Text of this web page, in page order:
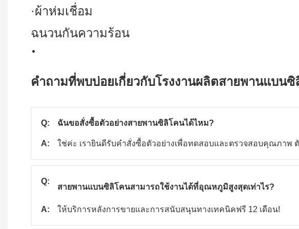
·ผ้าห่มเชื่อม
ฉนวนกันความร้อน
คำถามที่พบบ่อยเกี่ยวกับโรงงานผลิตสายพานแบน
Q: ฉันขอสั่งซื้อตัวอย่างสายพานซิลิโคนได้ไหม?
A: ใช่ค่ะ เรายินดีรับคำสั่งซื้อตัวอย่างเพื่อทดสอบและตรวจสอบคุณภาพ
Q:
สายพานแบนซิลิโคนสามารถใช้งานได้ที่อุณหภูมิสูงสุดเท่าไร?
A: ให้บริการหลังการขายและการสนับสนุนทางเทคนิคฟรี 12 เดือน!